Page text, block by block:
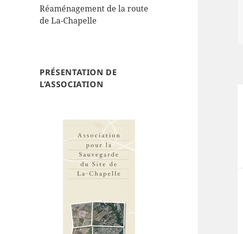
Réaménagement de la route
de La-Chapelle
PRÉSENTATION DE
L’ASSOCIATION